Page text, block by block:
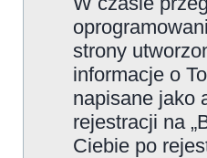
strony
informacje o
napisane jako
rejestracji na
Ciebie po